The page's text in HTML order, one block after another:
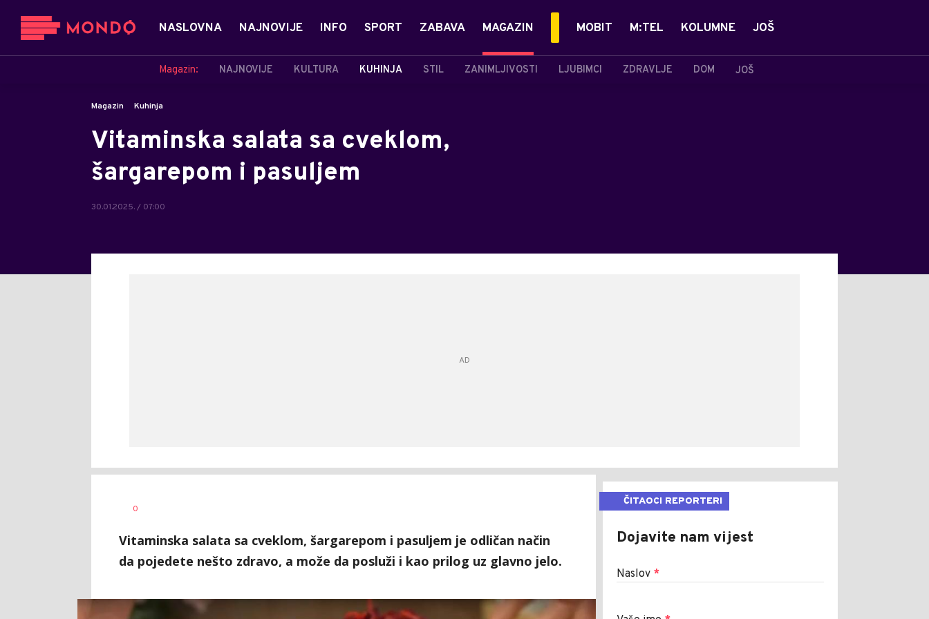
NASLOVNA NAJNOVIJE INFO SPORT ZABAVA MAGAZIN
Magazin: NAJNOVIJE KULTURA KUHINJA STIL ZANIMLJIVOSTI LJUBIMCI ZDRAVLJE DOM JOŠ
MOBIT M:TEL KOLUMNE JOŠ
Magazin Kuhinja
Vitaminska salata sa cveklom,
šargarepom i pasuljem
30.01.2025. / 07:00
AUTOR
0
Vitaminska salata sa cveklom, šargarepom i pasuljem je odličan način
da pojedete nešto zdravo, a može da posluži i kao prilog uz glavno jelo.
ČITAOCI REPORTERI
Dojavite nam vijest
Naslov *